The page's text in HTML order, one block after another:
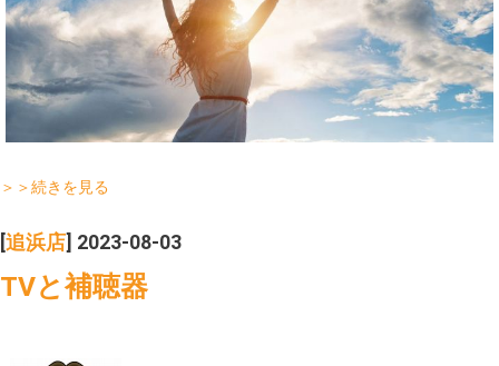
＞＞続きを見る
追浜店 ] 2023-08-03
TVと補聴器